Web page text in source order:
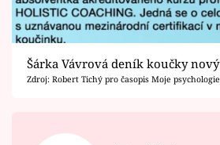
Šárka Vávrová deník koučky nový
Zdroj: Robert Tichý pro časopis Moje psychologie